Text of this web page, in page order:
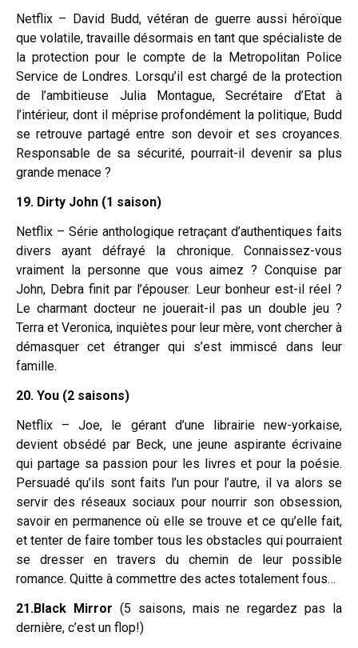
Netflix – David Budd, vétéran de guerre aussi héroïque
que volatile, travaille désormais en tant que spécialiste de
la protection pour le compte de la Metropolitan Police
Service de Londres. Lorsqu’il est chargé de la protection
de l’ambitieuse Julia Montague, Secrétaire d’Etat à
l’intérieur, dont il méprise profondément la politique, Budd
se retrouve partagé entre son devoir et ses croyances.
Responsable de sa sécurité, pourrait-il devenir sa plus
grande menace ?
19. Dirty John (1 saison)
Netflix – Série anthologique retraçant d’authentiques faits
divers ayant défrayé la chronique. Connaissez-vous
vraiment la personne que vous aimez ? Conquise par
John, Debra finit par l’épouser. Leur bonheur est-il réel ?
Le charmant docteur ne jouerait-il pas un double jeu ?
Terra et Veronica, inquiètes pour leur mère, vont chercher à
démasquer cet étranger qui s’est immiscé dans leur
famille.
20. You (2 saisons)
Netflix – Joe, le gérant d’une librairie new-yorkaise,
devient obsédé par Beck, une jeune aspirante écrivaine
qui partage sa passion pour les livres et pour la poésie.
Persuadé qu’ils sont faits l’un pour l’autre, il va alors se
servir des réseaux sociaux pour nourrir son obsession,
savoir en permanence où elle se trouve et ce qu’elle fait,
et tenter de faire tomber tous les obstacles qui pourraient
se dresser en travers du chemin de leur possible
romance. Quitte à commettre des actes totalement fous…
21.Black Mirror (5 saisons, mais ne regardez pas la
dernière, c’est un flop!)